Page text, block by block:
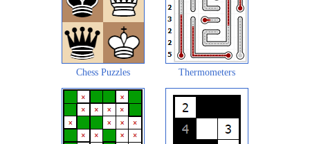
Chess Puzzles Thermometers